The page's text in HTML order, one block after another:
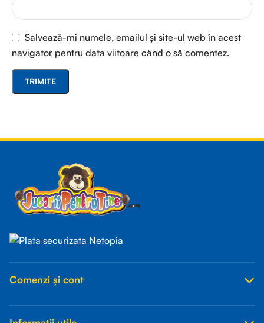
Salvează-mi numele, emailul și site-ul web în acest
navigator pentru data viitoare când o să comentez.
Comenzi și cont